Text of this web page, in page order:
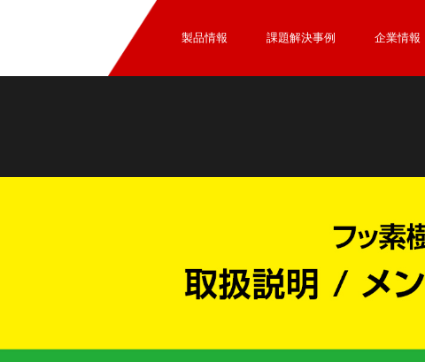
製品情報 課題解決事例 企業情報